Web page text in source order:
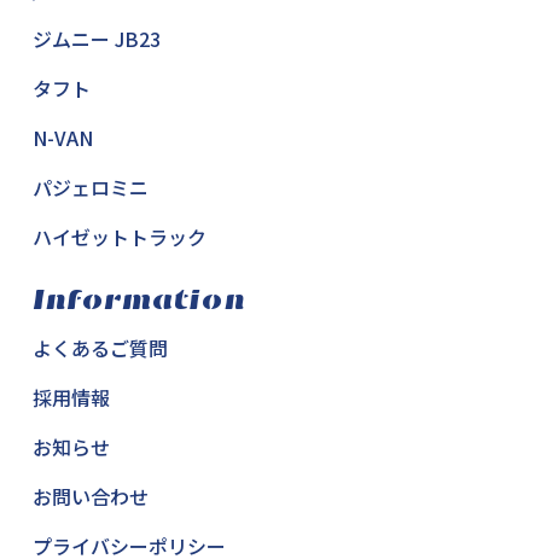
ジムニー JB23
タフト
N-VAN
パジェロミニ
ハイゼットトラック
Information
よくあるご質問
採用情報
お知らせ
お問い合わせ
プライバシーポリシー